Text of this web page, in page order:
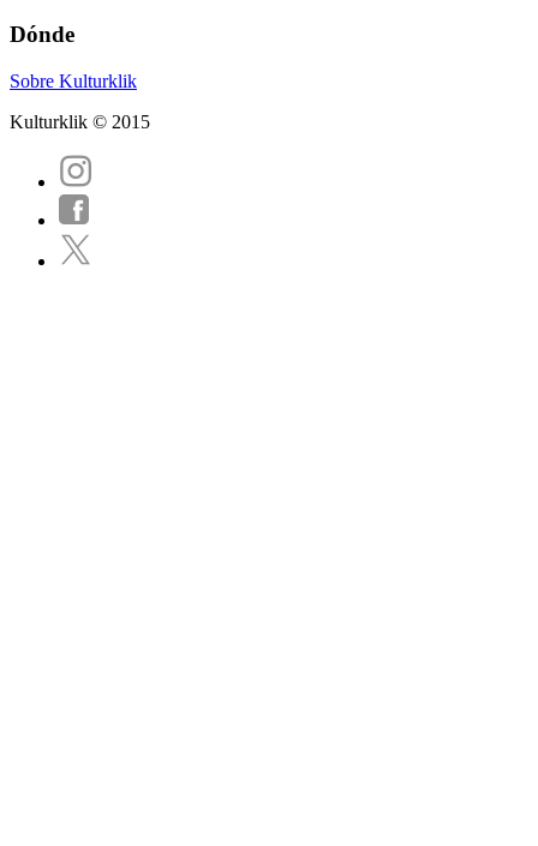
Dónde
Sobre Kulturklik
Kulturklik © 2015